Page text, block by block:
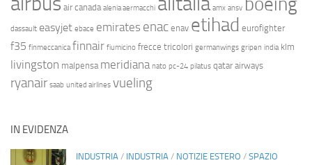
air canada alenia aermacchi amx ansv
dassault easyjet ebace emirates enac enav etihad eurofighter
f35 finmeccanica finnair fiumicino frecce tricolori germanwings gripen india klm
livingston malpensa meridiana nato pc-24 pilatus qatar airways
ryanair saab united airlines vueling
IN EVIDENZA
INDUSTRIA / INDUSTRIA / NOTIZIE ESTERO / SPAZIO